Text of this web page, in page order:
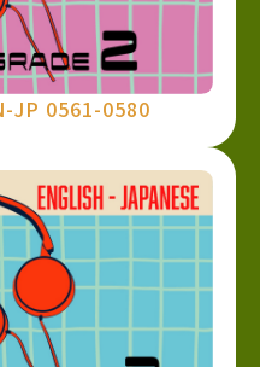
JP 0561-0580